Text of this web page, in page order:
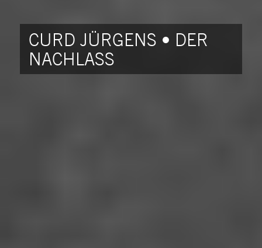
CURD JÜRGENS • DER
NACHLASS